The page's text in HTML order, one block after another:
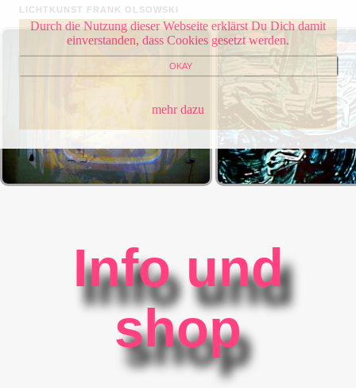
Durch die Nutzung dieser Webseite erklärst Du Dich damit
einverstanden, dass Cookies gesetzt werden.
OKAY
mehr dazu
LICHTKUNST FRANK OLSOWSKI
Info und
shop